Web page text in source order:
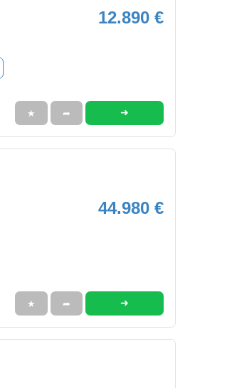
12.890 €
★ ➦ ➜
44.980 €
★ ➦ ➜